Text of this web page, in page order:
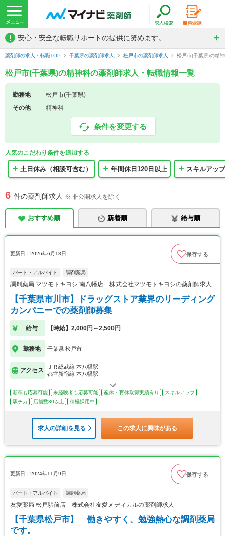
! 安心・安全な転職サポートの提供に努めます。
薬剤師の求人・転職TOP 千葉県の薬剤師求人 松戸市の薬剤師求人 松戸市(千葉県)の精
松戸市(千葉県)の精神科の薬剤師求人・転職情報一覧
勤務地
松戸市(千葉県)
その他
精神科
条件を変更する
人気のこだわり条件を追加する
土日休み（相談可含む） 年間休日120日以上 スキルアップ
6 件の薬剤師求人 ※ 非公開求人を除く
おすすめ順 新着順 給与順
更新日：2026年6月18日 保存する
パート・アルバイト 調剤薬局
調剤薬局 マツモトキヨシ 南八幡店 株式会社マツモトキヨシの薬剤師求人
【千葉県市川市】ドラッグストア業界のリーディング
カンパニーでの薬剤師募集
給与 【時給】2,000円～2,500円
勤務地 千葉県 松戸市
アクセス
ＪＲ総武線 本八幡駅
都営新宿線 本八幡駅
新卒も応募可能 未経験者も応募可能 産休・育休取得実績有り
スキルアップ
駅チカ
店舗数30以上 積極採用中
求人の詳細を見る この求人に興味がある
更新日：2024年11月9日 保存する
パート・アルバイト 調剤薬局
友愛薬局 松戸駅前店 株式会社友愛メディカルの薬剤師求人
【千葉県松戸市】 働きやすく、勉強熱心な調剤薬局
です。